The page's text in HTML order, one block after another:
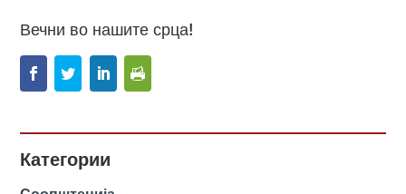
Вечни во нашите срца!
Категории